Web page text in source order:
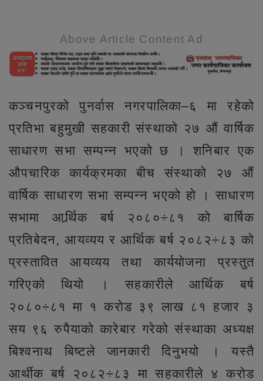
Above Article Content Ad
कञ्चनपुरको पुनर्वास नगरपालिका–६ मा रहेको
प्रतिभा बहुमुखी सहकारी संस्थाको २७ औं वार्षिक
साधारण सभा सम्पन्न भएको छ । शनिबार एक
औपचारिक कार्यक्रमका बीच संस्थाको २७ औं
वार्षिक साधारण सभा सम्पन्न भएको हो । साधारण
सभामा आर्र्थिक बर्ष २०८०÷८१ को बार्षिक
प्रतिबेदन, आयव्यय र आर्थिक बर्ष २०८२÷८३ को
प्रस्तावित आयव्यय तथा कार्ययोजना प्रस्तुत
गरिएको थियो । सहकारीले आर्थिक बर्ष
२०८०÷८१ मा १ करोड ३९ लाख ८१ हजार ३
सय ९६ रुपैयाको कारेबार गरेको संस्थाका अध्यक्ष
बिश्वनाथ बिष्टले जानकारी दिनुभयो । यस्तै
आर्थीक बर्ष २०८२÷८३ मा सहकारीले ४ करोड